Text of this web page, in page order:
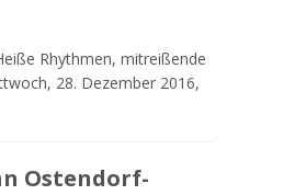
Rhythmen, mitreißende
28. Dezember 2016,
Ostendorf-